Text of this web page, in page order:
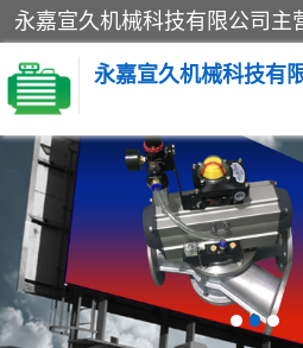
永嘉宣久机械科技有
换向阀
板式换向阀
粉体换向阀